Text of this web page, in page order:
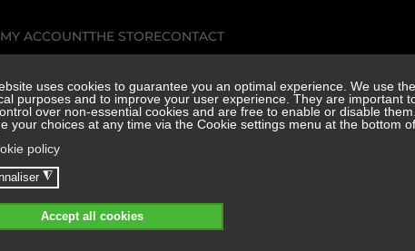
MY ACCOUNTTHE STORECONTACT